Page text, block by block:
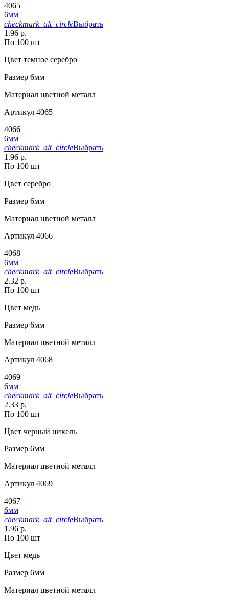
4065
6мм
checkmark_alt_circleВыбрать
1.96 р.
По 100 шт
Цвет темное серебро
Размер 6мм
Материал цветной металл
Артикул 4065
4066
6мм
checkmark_alt_circleВыбрать
1.96 р.
По 100 шт
Цвет серебро
Размер 6мм
Материал цветной металл
Артикул 4066
4068
6мм
checkmark_alt_circleВыбрать
2.32 р.
По 100 шт
Цвет медь
Размер 6мм
Материал цветной металл
Артикул 4068
4069
6мм
checkmark_alt_circleВыбрать
2.33 р.
По 100 шт
Цвет черный никель
Размер 6мм
Материал цветной металл
Артикул 4069
4067
6мм
checkmark_alt_circleВыбрать
1.96 р.
По 100 шт
Цвет медь
Размер 6мм
Материал цветной металл